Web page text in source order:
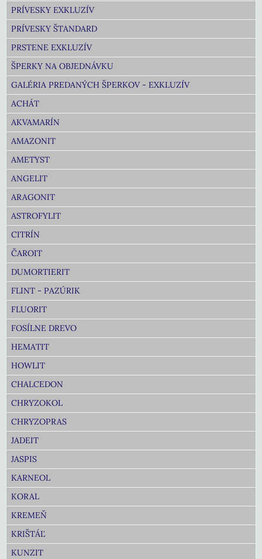
PRÍVESKY EXKLUZÍV
PRÍVESKY ŠTANDARD
PRSTENE EXKLUZÍV
ŠPERKY NA OBJEDNÁVKU
GALÉRIA PREDANÝCH ŠPERKOV - EXKLUZÍV
ACHÁT
AKVAMARÍN
AMAZONIT
AMETYST
ANGELIT
ARAGONIT
ASTROFYLIT
CITRÍN
ČAROIT
DUMORTIERIT
FLINT - PAZÚRIK
FLUORIT
FOSÍLNE DREVO
HEMATIT
HOWLIT
CHALCEDON
CHRYZOKOL
CHRYZOPRAS
JADEIT
JASPIS
KARNEOL
KORAL
KREMEŇ
KRIŠTÁĽ
KUNZIT